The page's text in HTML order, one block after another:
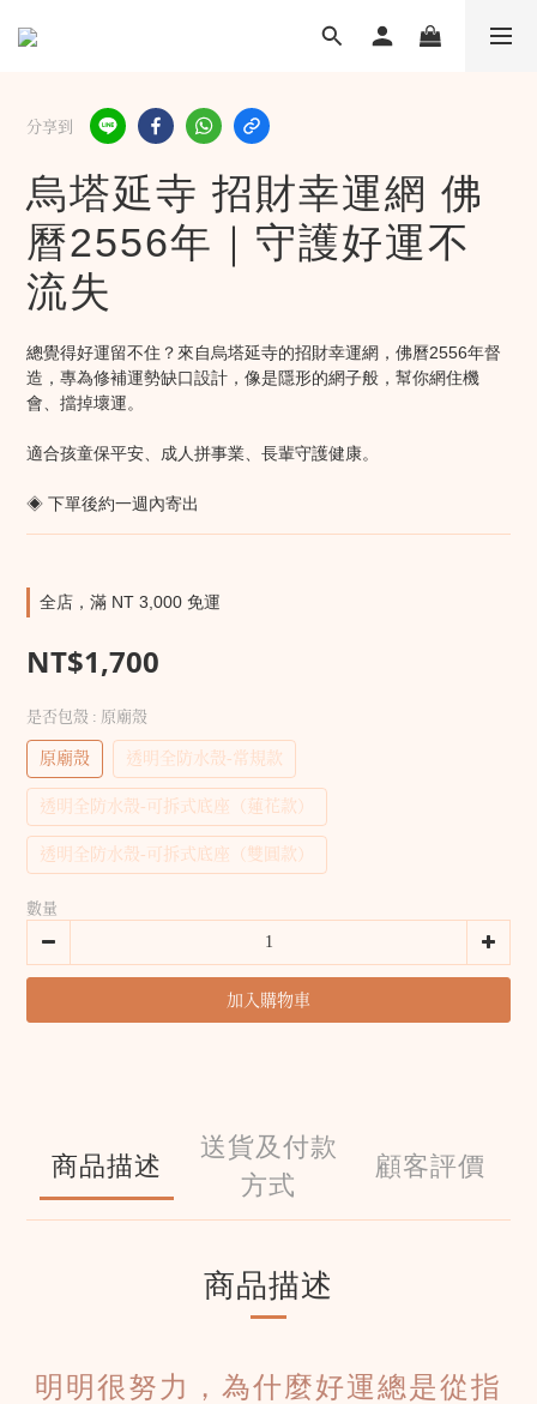
分享到
烏塔延寺 招財幸運網 佛
曆2556年｜守護好運不
流失
總覺得好運留不住？來自烏塔延寺的招財幸運網，佛曆2556年督
造，專為修補運勢缺口設計，像是隱形的網子般，幫你網住機
會、擋掉壞運。
適合孩童保平安、成人拼事業、長輩守護健康。
◈ 下單後約一週內寄出
全店，滿 NT 3,000 免運
NT$1,700
是否包殼 : 原廟殼
原廟殼 透明全防水殼-常規款
透明全防水殼-可拆式底座（蓮花款）
透明全防水殼-可拆式底座（雙圓款）
數量
加入購物車
商品描述
送貨及付款
方式
顧客評價
商品描述
明明很努力，為什麼好運總是從指